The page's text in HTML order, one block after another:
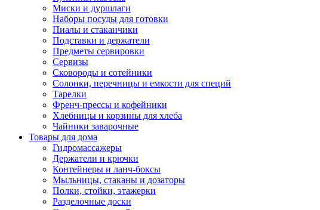
Миски и дуршлаги
Наборы посуды для готовки
Пиалы и стаканчики
Подставки и держатели
Предметы сервировки
Сервизы
Сковороды и сотейники
Солонки, перечницы и емкости для специй
Тарелки
Френч-прессы и кофейники
Хлебницы и корзины для хлеба
Чайники заварочные
Товары для дома
Гидромассажеры
Держатели и крючки
Контейнеры и ланч-боксы
Мыльницы, стаканы и дозаторы
Полки, стойки, этажерки
Разделочные доски